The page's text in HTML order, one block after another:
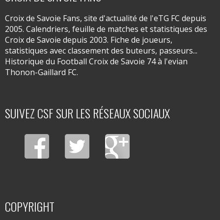
Croix de Savoie Fans, site d'actualité de l'eTG FC depuis
2005. Calendriers, feuille de matches et statistiques des
Croix de Savoie depuis 2003. Fiche de joueurs,
statistiques avec classement des buteurs, passeurs...
Historique du Football Croix de Savoie 74 à l'evian
Thonon-Gaillard FC.
SUIVEZ CSF SUR LES RÉSEAUX SOCIAUX
COPYRIGHT